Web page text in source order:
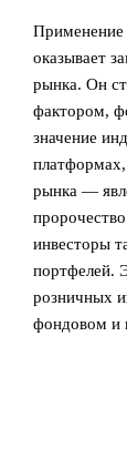
Применение
оказывает
рынка. Он
фактором,
значение
рынка —
инвесторы
портфелей.
розничных
фондовом и